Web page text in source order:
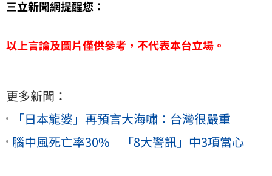
三立新聞網提醒您：
以上言論及圖片僅供參考，不代表本台立場。
更多新聞：
「日本龍婆」再預言大海嘯：台灣很嚴重
腦中風死亡率30% 「8大警訊」中3項當心